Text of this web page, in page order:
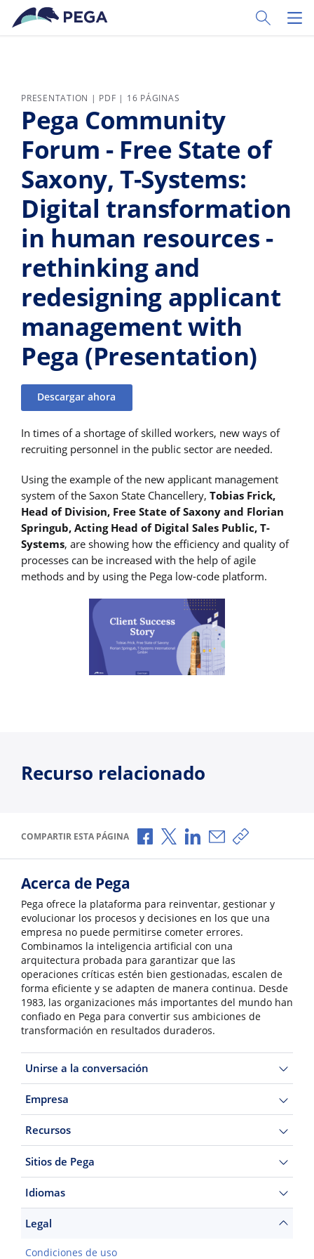
Ir al contenido principal
Toggle
PRESENTATION | PDF | 16 PÁGINAS
Pega Community
Forum - Free State of
Saxony, T-Systems:
Digital transformation
in human resources -
rethinking and
redesigning applicant
management with
Pega (Presentation)
Descargar ahora
In times of a shortage of skilled workers, new ways of
recruiting personnel in the public sector are needed.
Using the example of the new applicant management
system of the Saxon State Chancellery, Tobias Frick,
Head of Division, Free State of Saxony and Florian
Springub, Acting Head of Digital Sales Public, T-
Systems, are showing how the efficiency and quality of
processes can be increased with the help of agile
methods and by using the Pega low-code platform.
Recurso relacionado
COMPARTIR ESTA PÁGINA Compartir a través de Facebook
Compartir a través de X
Compartir a través de
Compartir por
Copiar
Acerca de Pega
Pega ofrece la plataforma para reinventar, gestionar y
evolucionar los procesos y decisiones en los que una
empresa no puede permitirse cometer errores.
Combinamos la inteligencia artificial con una
arquitectura probada para garantizar que las
operaciones críticas estén bien gestionadas, escalen de
forma eficiente y se adapten de manera continua. Desde
1983, las organizaciones más importantes del mundo han
confiado en Pega para convertir sus ambiciones de
transformación en resultados duraderos.
Unirse a la conversación
Empresa
Recursos
Sitios de Pega
Idiomas
Legal
Condiciones de uso